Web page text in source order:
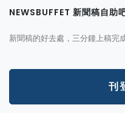
NEWSBUFFET 新聞稿自助
新聞稿的好去處，三分鐘上稿完
刊